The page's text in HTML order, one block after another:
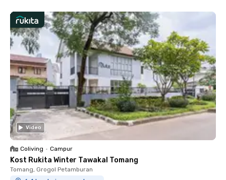
Video
Coliving • Campur
Kost Rukita Winter Tawakal Tomang
Tomang, Grogol Petamburan